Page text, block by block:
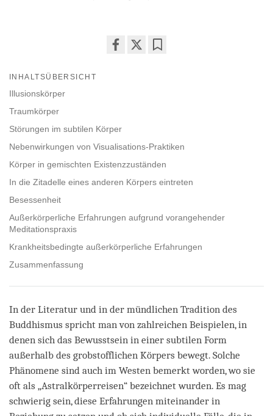
INHALTSÜBERSICHT
Illusionskörper
Traumkörper
Störungen im subtilen Körper
Nebenwirkungen von Visualisations-Praktiken
Körper in gemischten Existenzzuständen
In die Zitadelle eines anderen Körpers eintreten
Besessenheit
Außerkörperliche Erfahrungen aufgrund vorangehender
Meditationspraxis
Krankheitsbedingte außerkörperliche Erfahrungen
Zusammenfassung
In der Literatur und in der mündlichen Tradition des
Buddhismus spricht man von zahlreichen Beispielen, in
denen sich das Bewusstsein in einer subtilen Form
außerhalb des grobstofflichen Körpers bewegt. Solche
Phänomene sind auch im Westen bemerkt worden, wo sie
oft als „Astralkörperreisen“ bezeichnet wurden. Es mag
schwierig sein, diese Erfahrungen miteinander in